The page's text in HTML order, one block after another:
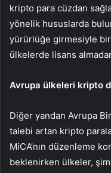
kripto para cüzdan
yönelik hususlarda
yürürlüğe girmesiyle
ülkelerde lisans
Avrupa ülkeleri kripto
Diğer yandan Avrupa
talebi artan kripto
MiCA’nın düzenleme
beklenirken ülkeler,